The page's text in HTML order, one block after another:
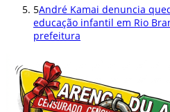
5André Kamai denuncia
educação infantil em Rio
prefeitura